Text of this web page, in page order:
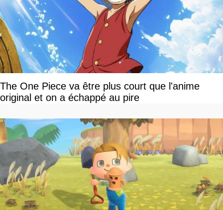
The One Piece va être plus court que l'anime
original et on a échappé au pire